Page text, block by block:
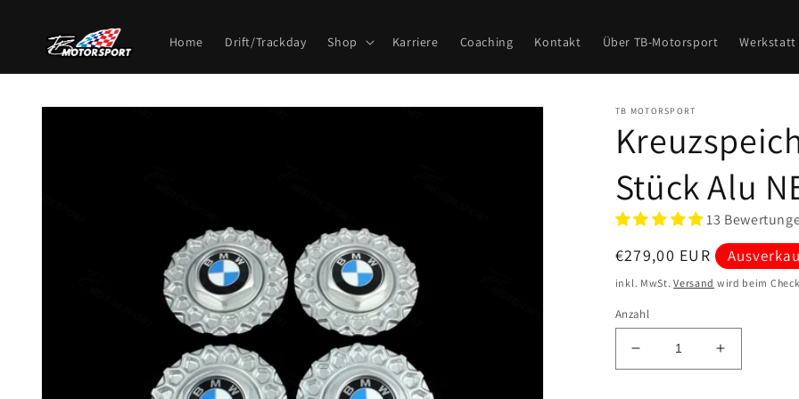
Inhalt
Home Drift/Trackday Shop Karriere Coaching Kontakt Über TB-Motorsport Werkstatt
Zu
TB MOTORSPORT
Stück Alu
13
Normaler
Preis
€279,00 EUR
inkl. MwSt.Versand wird beim
Anzahl
Verringere
die
Erhöhe
die